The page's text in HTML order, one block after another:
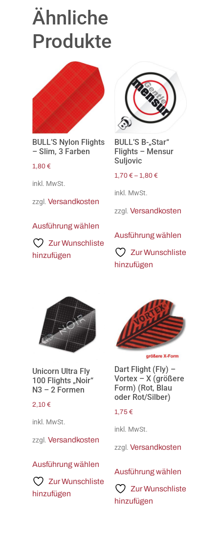
Ähnliche
Produkte
BULL’S Nylon Flights
– Slim, 3 Farben
1,80 €
inkl. MwSt.
zzgl. Versandkosten
Ausführung wählen
Zur Wunschliste
hinzufügen
BULL’S B-„Star“
Flights – Mensur
Suljovic
1,70 € – 1,80 €
inkl. MwSt.
zzgl. Versandkosten
Ausführung wählen
Zur Wunschliste
hinzufügen
Unicorn Ultra Fly
100 Flights „Noir“
N3 – 2 Formen
2,10 €
inkl. MwSt.
zzgl. Versandkosten
Ausführung wählen
Zur Wunschliste
hinzufügen
Dart Flight (Fly) –
Vortex – X (größere
Form) (Rot, Blau
oder Rot/Silber)
1,75 €
inkl. MwSt.
zzgl. Versandkosten
Ausführung wählen
Zur Wunschliste
hinzufügen